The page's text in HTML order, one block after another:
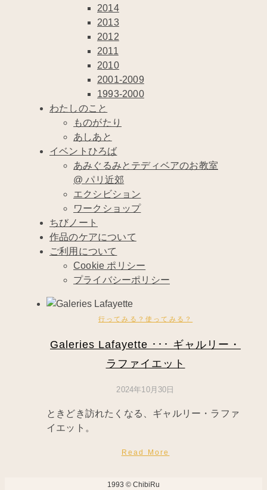
2014
2013
2012
2011
2010
2001-2009
1993-2000
わたしのこと
ものがたり
あしあと
イベントひろば
あみぐるみとテディベアのお教室
@ パリ近郊
エクシビション
ワークショップ
ちびノート
作品のケアについて
ご利用について
Cookie ポリシー
プライバシーポリシー
行ってみる？使ってみる？
Galeries Lafayette ･･･ ギャルリー・
ラファイエット
2024年10月30日
ときどき訪れたくなる、ギャルリー・ラファ
イエット。
Read More
1993 © ChibiRu